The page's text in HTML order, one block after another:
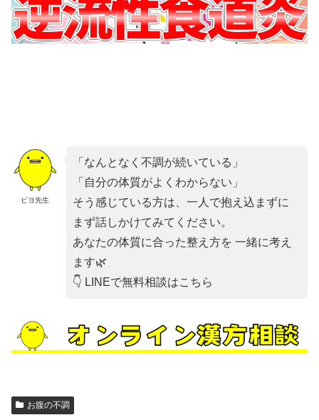
ピヨ先生
「なんとなく不調が続いている」
「自分の体質がよくわからない」
そう感じている方は、一人で抱え込まずに
まず話しかけてみてください。
あなたの体質に合った整え方を 一緒に考え
ます🌿
👇 LINEで無料相談はこちら
お腹の不調